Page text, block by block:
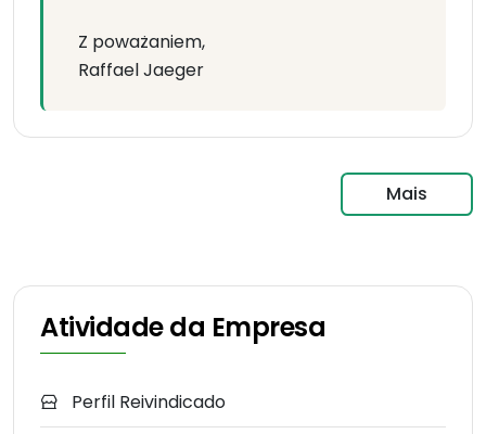
Z poważaniem,
Raffael Jaeger
Mais
Atividade da Empresa
Perfil Reivindicado